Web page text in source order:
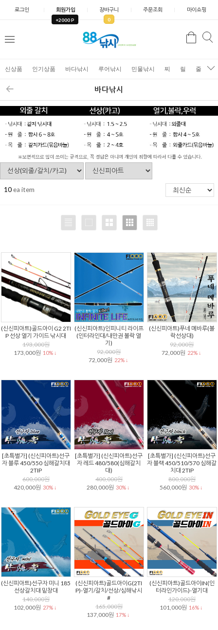
로그인 회원가입
+2000 P
장바구니
0
주문조회 마이쇼핑
검
신상품 인기상품 바다낚시 루어낚시 민물낚시 찌 릴 줄
바다낚시
10ea item
(신신피아트)골드아이 G2 2TI
P 선상 열기 가이드 낚시대
193,000원
173,000원 10% ↓
(신신피아트)인피니티 라이프
(인터라인대/내만권 볼락 열
기)
92,000원
72,000원 22% ↓
(신신피아트)푸네 메바루(볼
락선상대)
92,000원
72,000원 22% ↓
[초특별가] (신신피아트)선구
자 블루 450/550 심해갈치대
2TIP
600,000원
420,000원 30% ↓
[초특별가] (신신피아트)선구
자 레드 480/580(심해갈치
대)
400,000원
280,000원 30% ↓
[초특별가] (신신피아트)선구
자 블랙 450/510/570 심해갈
치대 2TIP
800,000원
560,000원 30% ↓
(신신피아트)선구자 미니 185
선상갈치대 밑창대
140,000원
102,000원 27% ↓
(신신피아트)골드아이G(2TI
P)-열기/갈치/선상/심해낚시
#
165,000원
137,000원 17% ↓
(신신피아트)골드아이IN(인
터라인가이드)-열기대
120,000원
101,000원 16% ↓